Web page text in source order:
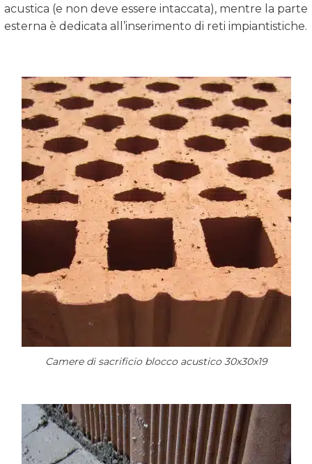
acustica (e non deve essere intaccata), mentre la parte
esterna è dedicata all’inserimento di reti impiantistiche.
Camere di sacrificio blocco acustico 30x30x19